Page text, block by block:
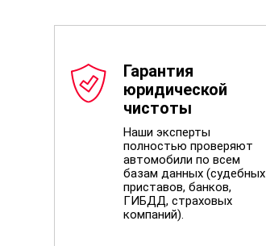
Гарантия
юридической
чистоты
Наши эксперты
полностью проверяют
автомобили по всем
базам данных (судебных
приставов, банков,
ГИБДД, страховых
компаний).